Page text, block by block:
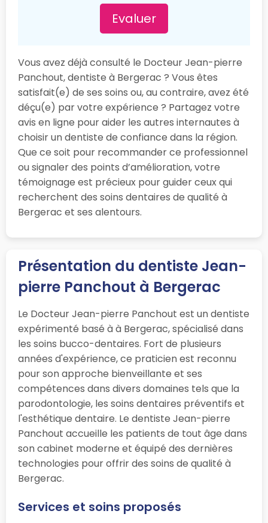
Evaluer
Vous avez déjà consulté le Docteur Jean-pierre
Panchout, dentiste à Bergerac ? Vous êtes
satisfait(e) de ses soins ou, au contraire, avez été
déçu(e) par votre expérience ? Partagez votre
avis en ligne pour aider les autres internautes à
choisir un dentiste de confiance dans la région.
Que ce soit pour recommander ce professionnel
ou signaler des points d’amélioration, votre
témoignage est précieux pour guider ceux qui
recherchent des soins dentaires de qualité à
Bergerac et ses alentours.
Présentation du dentiste Jean-
pierre Panchout à Bergerac
Le Docteur Jean-pierre Panchout est un dentiste
expérimenté basé à à Bergerac, spécialisé dans
les soins bucco-dentaires. Fort de plusieurs
années d'expérience, ce praticien est reconnu
pour son approche bienveillante et ses
compétences dans divers domaines tels que la
parodontologie, les soins dentaires préventifs et
l'esthétique dentaire. Le dentiste Jean-pierre
Panchout accueille les patients de tout âge dans
son cabinet moderne et équipé des dernières
technologies pour offrir des soins de qualité à
Bergerac.
Services et soins proposés